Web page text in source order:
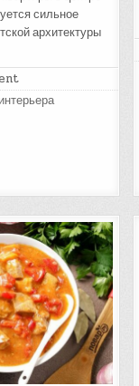
сильное
архитектуры